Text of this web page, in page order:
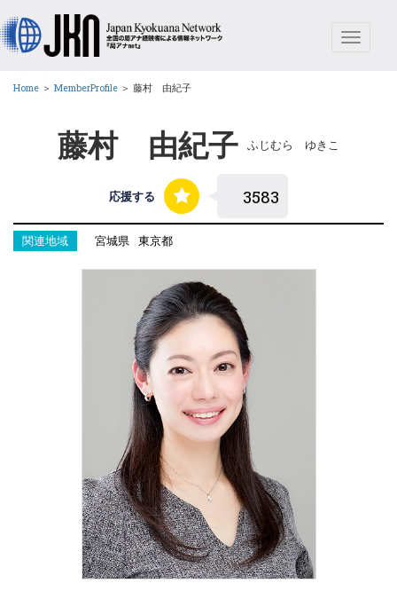
Toggle
Home ＞ MemberProfile ＞ 藤村 由紀子
藤村 由紀子 ふじむら ゆきこ
応援する
関連地域 宮城県 東京都